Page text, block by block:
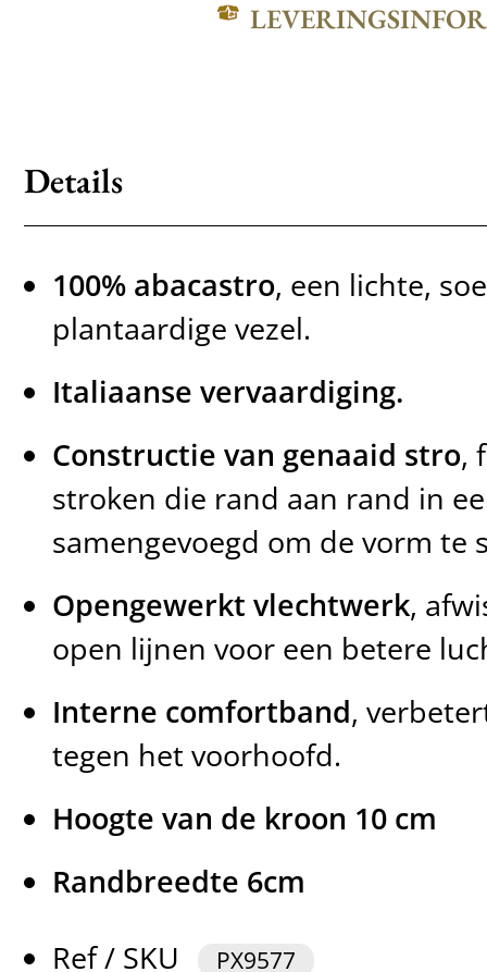
Details
100% abacastro, een lichte,
plantaardige vezel.
Italiaanse vervaardiging.
Constructie van genaaid stro,
stroken die rand aan rand in
samengevoegd om de vorm te
Opengewerkt vlechtwerk,
open lijnen voor een betere
Interne comfortband,
tegen het voorhoofd.
Hoogte van de kroon 10 cm
Randbreedte 6cm
Ref / SKU
PX9577